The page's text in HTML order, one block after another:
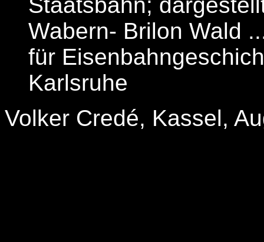
Wabern- Brilon Wald
für
Karlsruhe
Volker Credé, Kassel,